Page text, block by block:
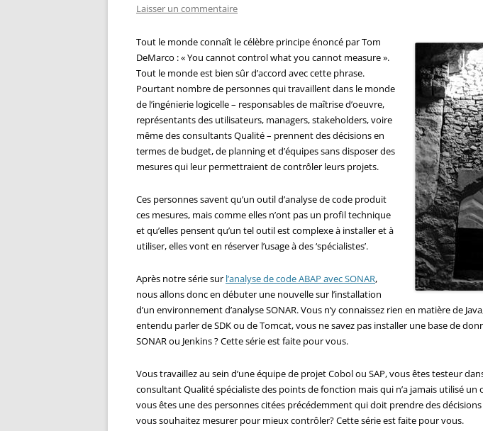
Laisser un commentaire
Tout le monde connaît le célèbre principe énoncé par Tom
DeMarco : « You cannot control what you cannot measure ».
Tout le monde est bien sûr d’accord avec cette phrase.
Pourtant nombre de personnes qui travaillent dans le monde
de l’ingénierie logicelle – responsables de maîtrise d’oeuvre,
représentants des utilisateurs, managers, stakeholders, voire
même des consultants Qualité – prennent des décisions en
termes de budget, de planning et d’équipes sans disposer des
mesures qui leur permettraient de contrôler leurs projets.
Ces personnes savent qu’un outil d’analyse de code produit
ces mesures, mais comme elles n’ont pas un profil technique
et qu’elles pensent qu’un tel outil est complexe à installer et à
utiliser, elles vont en réserver l’usage à des ‘spécialistes’.
Après notre série sur l’analyse de code ABAP avec SONAR,
nous allons donc en débuter une nouvelle sur l’installation
d’un environnement d’analyse SONAR. Vous n’y connaissez rien en matière de
entendu parler de SDK ou de Tomcat, vous ne savez pas installer une base de
SONAR ou Jenkins ? Cette série est faite pour vous.
Vous travaillez au sein d’une équipe de projet Cobol ou SAP, vous êtes testeur
consultant Qualité spécialiste des points de fonction mais qui n’a jamais utilisé un
vous êtes une des personnes citées précédemment qui doit prendre des
vous souhaitez mesurer pour mieux contrôler? Cette série est faite pour vous.